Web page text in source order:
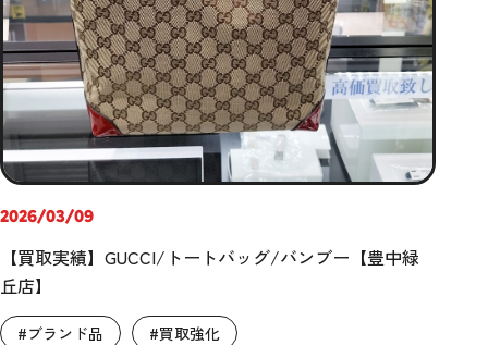
2026/03/09
【買取実績】GUCCI/トートバッグ/バンブー【豊中緑
丘店】
#ブランド品 #買取強化